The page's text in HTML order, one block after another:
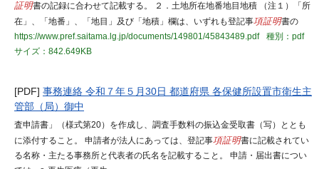
証明書の記録に合わせて記載する。 ２．土地所在地番地目地積 （注１）「所
在」、「地番」、「地目」及び「地積」欄は、いずれも登記事項証明書の
https://www.pref.saitama.lg.jp/documents/149801/45843489.pdf
種別：pdf
サイズ：842.649KB
[PDF] 事務連絡 令和７年５月30日 都道府県 各保健所設置市衛生主
管部（局）御中
査申請書」（様式第20）を作成し、調査手数料の振込金受取書（写）ととも
に添付すること。 申請者が法人にあっては、登記事項証明書に記載されてい
る名称・主たる事務所と代表者の氏名を記載すること。 申請・届出書につい